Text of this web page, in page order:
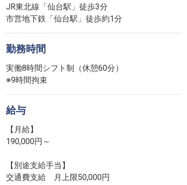
JR東北線「仙台駅」徒歩3分
市営地下鉄「仙台駅」徒歩約1分
勤務時間
実働8時間シフト制（休憩60分）
※9時間拘束
給与
【月給】
190,000円～
【別途支給手当】
交通費支給 月上限50,000円